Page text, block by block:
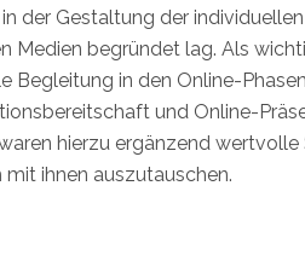
der Gestaltung der
Medien begründet lag. Als
Begleitung in den Online-
und Online-
hierzu ergänzend
ihnen auszutauschen.